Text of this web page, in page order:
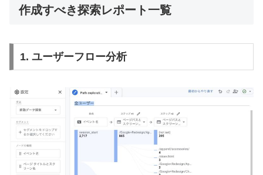
作成すべき探索レポート一覧
1. ユーザーフロー分析